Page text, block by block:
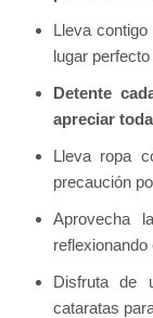
Lleva
lugar
Detente
apreciar
Lleva ropa
precaución
Aprovecha
Disfruta de
cataratas